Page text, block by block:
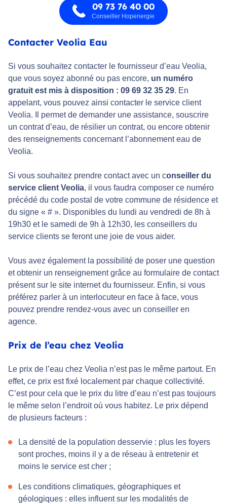
09 73 76 40 00
Conseiller Hopenergie
Contacter Veolia Eau
Si vous souhaitez contacter le fournisseur d’eau Veolia,
que vous soyez abonné ou pas encore, un numéro
gratuit est mis à disposition : 09 69 32 35 29. En
appelant, vous pouvez ainsi contacter le service client
Veolia. Il permet de demander une assistance, souscrire
un contrat d’eau, de résilier un contrat, ou encore obtenir
des renseignements concernant l’abonnement eau de
Veolia.
Si vous souhaitez prendre contact avec un conseiller du
service client Veolia, il vous faudra composer ce numéro
précédé du code postal de votre commune de résidence et
du signe « # ». Disponibles du lundi au vendredi de 8h à
19h30 et le samedi de 9h à 12h30, les conseillers du
service clients se feront une joie de vous aider.
Vous avez également la possibilité de poser une question
et obtenir un renseignement grâce au formulaire de contact
présent sur le site internet du fournisseur. Enfin, si vous
préférez parler à un interlocuteur en face à face, vous
pouvez prendre rendez-vous avec un conseiller en
agence.
Prix de l’eau chez Veolia
Le prix de l’eau chez Veolia n’est pas le même partout. En
effet, ce prix est fixé localement par chaque collectivité.
C’est pour cela que le prix du litre d’eau n’est pas toujours
le même selon l’endroit où vous habitez. Le prix dépend
de plusieurs facteurs :
La densité de la population desservie : plus les foyers
sont proches, moins il y a de réseau à entretenir et
moins le service est cher ;
Les conditions climatiques, géographiques et
géologiques : elles influent sur les modalités de